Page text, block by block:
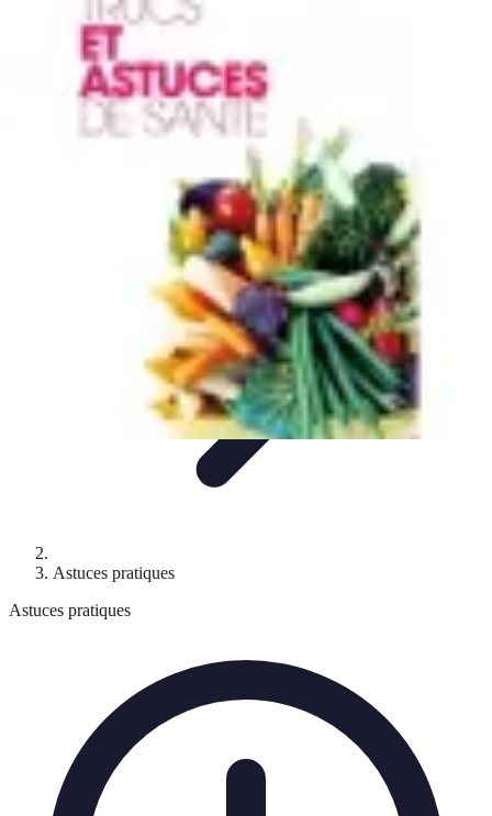
Astuces Rubik Cube
Astuces et Techniques
techniquesRésolutionTechniques et Astuces
Astuces Rubik Cube
Astuces pratiques
Astuces pratiques